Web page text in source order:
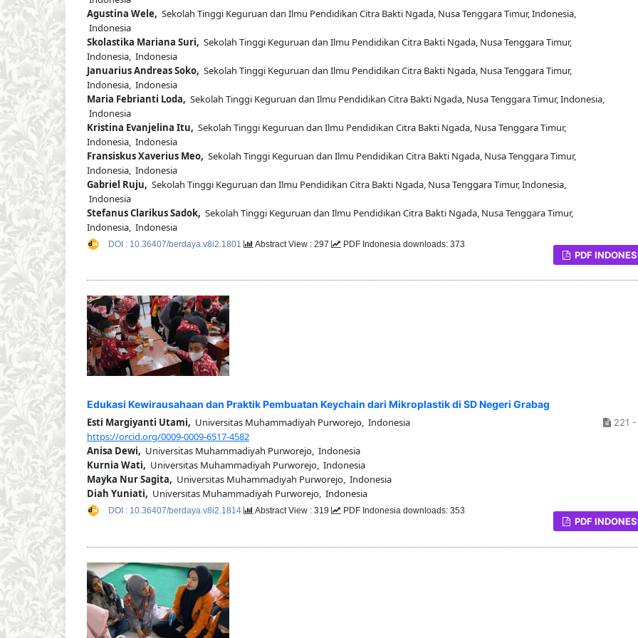
Agustina Wele, Sekolah Tinggi Keguruan dan Ilmu Pendidikan Citra Bakti Ngada, Nusa Tenggara Timur, Indonesia,
Indonesia
Skolastika Mariana Suri, Sekolah Tinggi Keguruan dan Ilmu Pendidikan Citra Bakti Ngada, Nusa Tenggara Timur,
Indonesia, Indonesia
Januarius Andreas Soko, Sekolah Tinggi Keguruan dan Ilmu Pendidikan Citra Bakti Ngada, Nusa Tenggara Timur,
Indonesia, Indonesia
Maria Febrianti Loda, Sekolah Tinggi Keguruan dan Ilmu Pendidikan Citra Bakti Ngada, Nusa Tenggara Timur, Indonesia,
Indonesia
Kristina Evanjelina Itu, Sekolah Tinggi Keguruan dan Ilmu Pendidikan Citra Bakti Ngada, Nusa Tenggara Timur,
Indonesia, Indonesia
Fransiskus Xaverius Meo, Sekolah Tinggi Keguruan dan Ilmu Pendidikan Citra Bakti Ngada, Nusa Tenggara Timur,
Indonesia, Indonesia
Gabriel Ruju, Sekolah Tinggi Keguruan dan Ilmu Pendidikan Citra Bakti Ngada, Nusa Tenggara Timur, Indonesia,
Indonesia
Stefanus Clarikus Sadok, Sekolah Tinggi Keguruan dan Ilmu Pendidikan Citra Bakti Ngada, Nusa Tenggara Timur,
Indonesia, Indonesia
PDF
DOI : 10.36407/berdaya.v8i2.1801 Abstract View : 297 PDF Indonesia downloads: 373
Edukasi Kewirausahaan dan Praktik Pembuatan Keychain dari Mikroplastik di SD Negeri Grabag
Esti Margiyanti Utami, Universitas Muhammadiyah Purworejo, Indonesia
https://orcid.org/0009-0009-6517-4582
Anisa Dewi, Universitas Muhammadiyah Purworejo, Indonesia
Kurnia Wati, Universitas Muhammadiyah Purworejo, Indonesia
Mayka Nur Sagita, Universitas Muhammadiyah Purworejo, Indonesia
Diah Yuniati, Universitas Muhammadiyah Purworejo, Indonesia
221
PDF
DOI : 10.36407/berdaya.v8i2.1814 Abstract View : 319 PDF Indonesia downloads: 353